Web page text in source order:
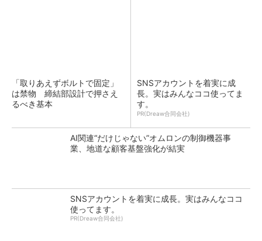
「取りあえずボルトで固定」
は禁物 締結部設計で押さえ
るべき基本
SNSアカウントを着実に成
長。実はみんなココ使ってま
す。
PR(Dreaw合同会社)
AI関連“だけじゃない”オムロンの制御機器事
業、地道な顧客基盤強化が結実
SNSアカウントを着実に成長。実はみんなココ
使ってます。
PR(Dreaw合同会社)